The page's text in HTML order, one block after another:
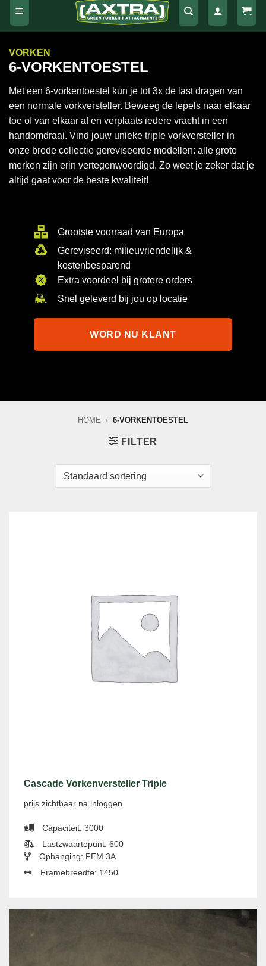
VORKEN
6-VORKENTOESTEL
Met een 6-vorkentoestel kun je tot 3x de last dragen van
een normale vorkversteller. Beweeg de lepels naar elkaar
toe of van elkaar af en verplaats iedere vracht in een
handomdraai. Vind jouw unieke triple vorkversteller in
onze brede collectie gereviseerde modellen: alle grote
merken zijn erin vertegenwoordigd. Zo weet je zeker dat je
altijd gaat voor de beste kwaliteit!
Grootste voorraad van Europa
Gereviseerd: milieuvriendelijk &
kostenbesparend
Extra voordeel bij grotere orders
Snel geleverd bij jou op locatie
WORD NU KLANT
HOME / 6-VORKENTOESTEL
FILTER
Cascade Vorkenversteller Triple
prijs zichtbaar na inloggen
Capaciteit: 3000
Lastzwaartepunt: 600
Ophanging: FEM 3A
Framebreedte: 1450